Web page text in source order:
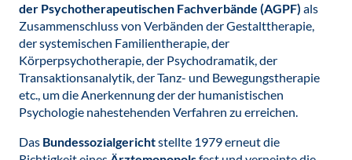
der Psychotherapeutischen Fachverbände (AGPF) als
Zusammenschluss von Verbänden der Gestalttherapie,
der systemischen Familientherapie, der
Körperpsychotherapie, der Psychodramatik, der
Transaktionsanalytik, der Tanz- und Bewegungstherapie
etc., um die Anerkennung der der humanistischen
Psychologie nahestehenden Verfahren zu erreichen.
Das Bundessozialgerichtstellte 1979 erneut die